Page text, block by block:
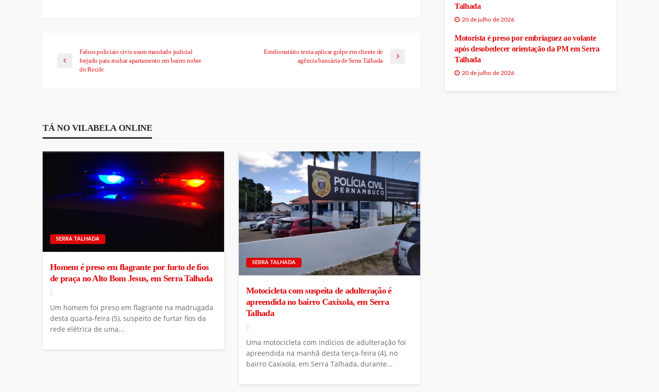
Falsos policiais civis usam mandado judicial
forjado para roubar apartamento em bairro nobre
do Recife
Estelionatário tenta aplicar golpe em cliente de
agência bancária de Serra Talhada
TÁ NO VILABELA ONLINE
SERRA TALHADA
Homem é preso em flagrante por furto de fios
de praça no Alto Bom Jesus, em Serra Talhada
Um homem foi preso em flagrante na madrugada
desta quarta-feira (5), suspeito de furtar fios da
rede elétrica de uma...
SERRA TALHADA
Motocicleta com suspeita de adulteração é
apreendida no bairro Caxixola, em Serra
Talhada
Uma motocicleta com indícios de adulteração foi
apreendida na manhã desta terça-feira (4), no
bairro Caxixola, em Serra Talhada, durante...
Talhada
20 de julho de 2026
Motorista é preso por embriaguez ao volante
após desobedecer orientação da PM em Serra
Talhada
20 de julho de 2026